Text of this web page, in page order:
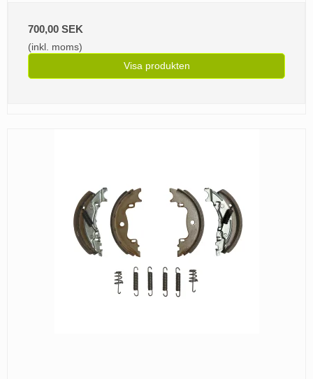
700,00 SEK
(inkl. moms)
Visa produkten